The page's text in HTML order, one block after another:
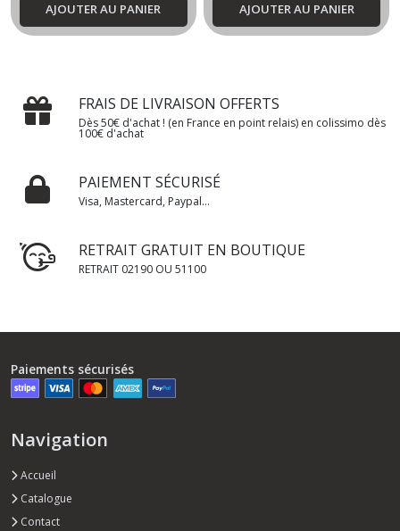
AJOUTER AU PANIER AJOUTER AU PANIER
FRAIS DE LIVRAISON OFFERTS
Dès 50€ d'achat ! (en France en point relais) en colissimo dès
100€ d'achat
PAIEMENT SÉCURISÉ
Visa, Mastercard, Paypal...
RETRAIT GRATUIT EN BOUTIQUE
RETRAIT 02190 OU 51100
Paiements sécurisés
Navigation
Accueil
Catalogue
Contact